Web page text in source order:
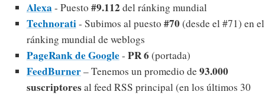
Alexa - Puesto #9.112del ránking mundial
Technorati- Subimos al puesto #70(desde el #71) en el
ránking mundial de weblogs
PageRank de Google- PR 6(portada)
FeedBurner– Tenemos un promedio de93.000
suscriptoresal feed RSS principal (en los últimos 30